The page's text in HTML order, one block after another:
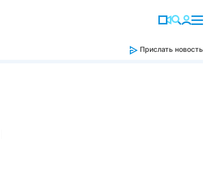
Прислать новость